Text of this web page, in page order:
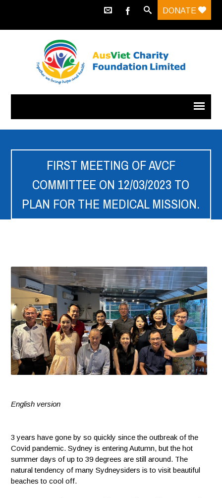
DONATE
FIRST MEETING OF AVCF
COMMITTEE ON 12/03/2023 TO
PLAN FOR THE MEDICAL MISSION.
English version
3 years have gone by so quickly since the outbreak of the
Covid pandemic. Sydney is entering Autumn, but the hot
summer days of up to 39 degrees are still around. The
natural tendency of many Sydneysiders is to visit beautiful
beaches to cool off.